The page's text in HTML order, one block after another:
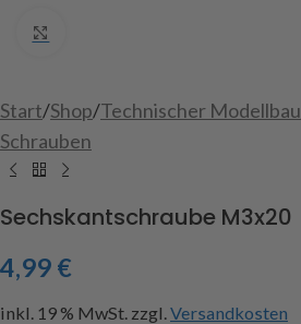
Start/Shop/Technischer Modellbau
Schrauben
Sechskantschraube M3x20
4,99 €
inkl. 19 % MwSt. zzgl.Versandkosten